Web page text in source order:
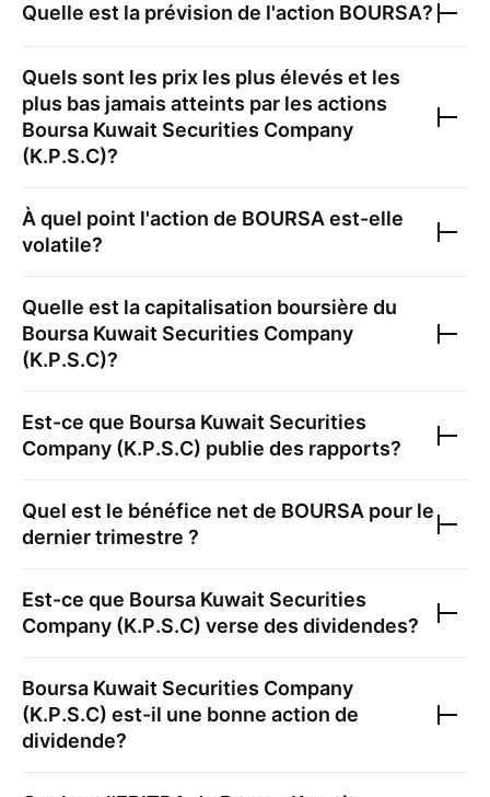
Quelle est la prévision de l'action BOURSA?
Quels sont les prix les plus élevés et les
plus bas jamais atteints par les actions
Boursa Kuwait Securities Company
(K.P.S.C)?
À quel point l'action de BOURSA est-elle
volatile?
Quelle est la capitalisation boursière du
Boursa Kuwait Securities Company
(K.P.S.C)?
Est-ce que Boursa Kuwait Securities
Company (K.P.S.C) publie des rapports?
Quel est le bénéfice net de BOURSA pour le
dernier trimestre ?
Est-ce que Boursa Kuwait Securities
Company (K.P.S.C) verse des dividendes?
Boursa Kuwait Securities Company
(K.P.S.C) est-il une bonne action de
dividende?